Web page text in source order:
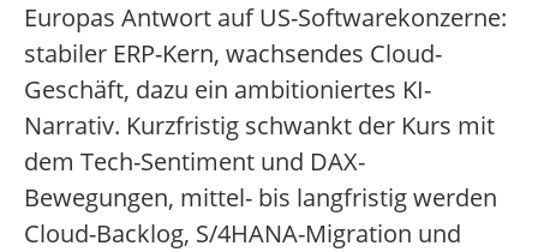
Europas Antwort auf US-Softwarekonzerne:
stabiler ERP-Kern, wachsendes Cloud-
Geschäft, dazu ein ambitioniertes KI-
Narrativ. Kurzfristig schwankt der Kurs mit
dem Tech-Sentiment und DAX-
Bewegungen, mittel- bis langfristig werden
Cloud-Backlog, S/4HANA-Migration und